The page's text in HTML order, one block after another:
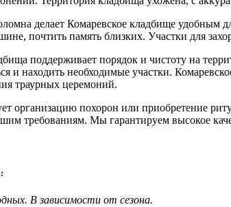
делает Комаревское кладбище
почтить память близких. Участки для
поддерживает порядок и чистоту на
и находить необходимые участки.
траурных церемоний.
организацию похорон или приобретение
требованиям. Мы гарантируем высокое
В зависимости от сезона.